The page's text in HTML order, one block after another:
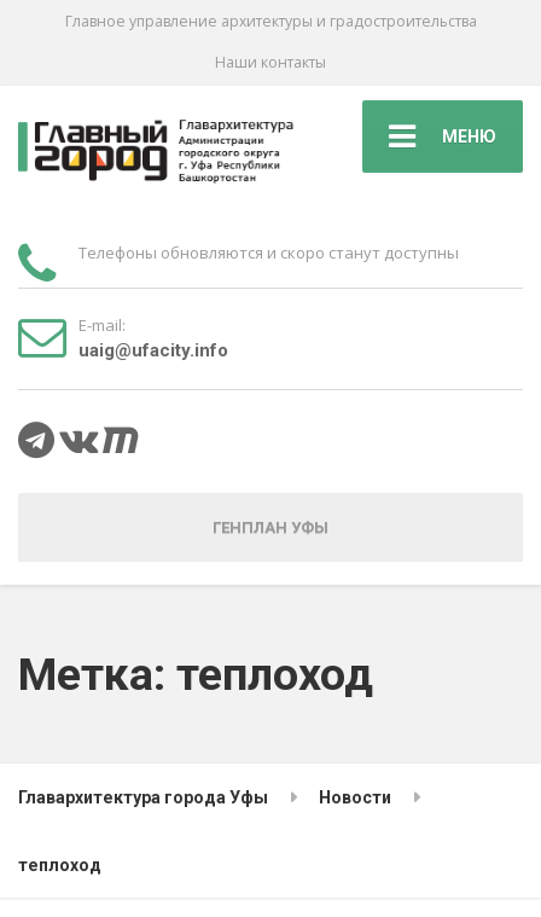
Главное управление архитектуры и градостроительства
Наши контакты
МЕНЮ
Телефоны обновляются и скоро станут доступны
E-mail:
uaig@ufacity.info
ГЕНПЛАН УФЫ
Метка: теплоход
Главархитектура города Уфы Новости
теплоход